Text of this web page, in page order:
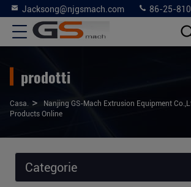
Jacksong@njgsmach.com 86-25-
prodotti
Casa. >
Nanjing GS-Mach Extrusion Equipment
Products Online
Categorie